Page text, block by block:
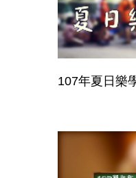
107年夏日樂